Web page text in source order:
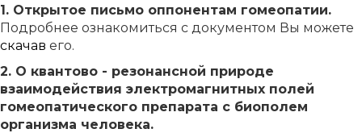
1. Открытое письмо оппонентам гомеопатии.
Подробнее ознакомиться с документом Вы можете
скачав его.
2. О квантово - резонансной природе
взаимодействия электромагнитных полей
гомеопатического препарата с биополем
организма человека.